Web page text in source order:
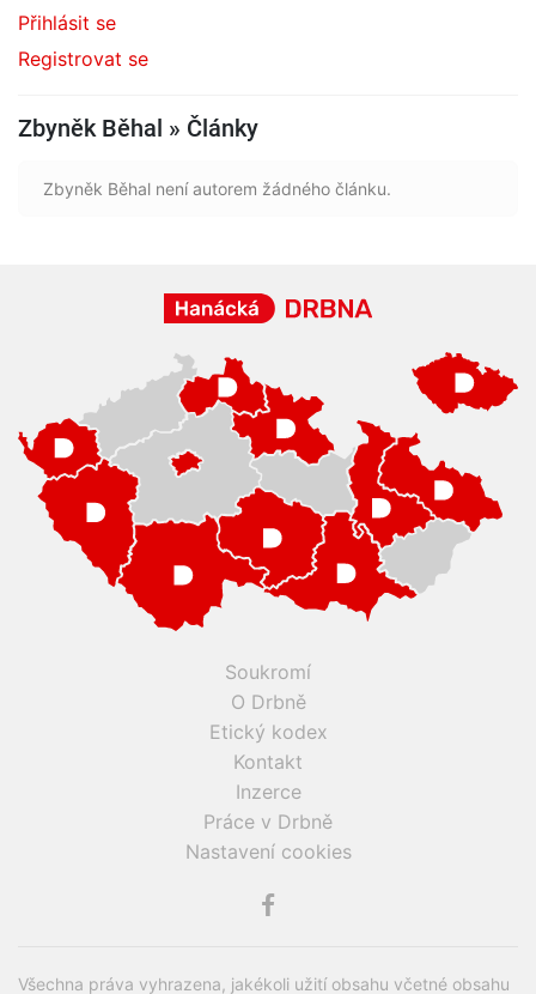
Přihlásit se
Registrovat se
Zbyněk Běhal » Články
Zbyněk Běhal není autorem žádného článku.
Soukromí
O Drbně
Etický kodex
Kontakt
Inzerce
Práce v Drbně
Nastavení cookies
Všechna práva vyhrazena, jakékoli užití obsahu včetné obsahu